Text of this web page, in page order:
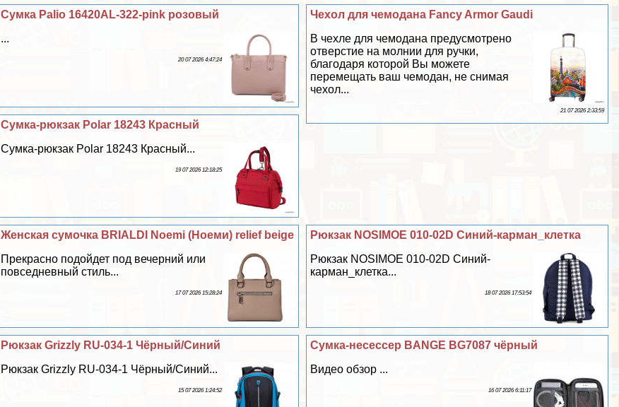
Чехол для чемодана Fancy Armor Gaudi
В чехле для чемодана предусмотрено
отверстие на молнии для ручки,
благодаря которой Вы можете
перемещать ваш чемодан, не снимая
чехол...
21 07 2026 2:33:59
Сумка Palio 16420AL-322-pink розовый
...
20 07 2026 4:47:24
Сумка-рюкзак Polar 18243 Красный
Сумка-рюкзак Polar 18243 Красный...
19 07 2026 12:18:25
Рюкзак NOSIMOE 010-02D Синий-карман_клетка
Рюкзак NOSIMOE 010-02D Синий-
карман_клетка...
18 07 2026 17:53:54
Женская сумочка BRIALDI Noemi (Ноеми) relief beige
Прекрасно подойдет под вечерний или
повседневный стиль...
17 07 2026 15:28:24
Сумка-несеcсер BANGE BG7087 чёрный
Видео обзор ...
16 07 2026 6:11:17
Рюкзак Grizzly RU-034-1 Чёрный/Синий
Рюкзак Grizzly RU-034-1 Чёрный/Синий...
15 07 2026 1:24:52